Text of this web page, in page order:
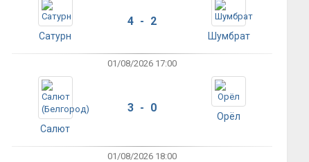
Сатурн
4 - 2
Шумбрат
01/08/2026 17:00
Салют
3 - 0
Орёл
01/08/2026 18:00